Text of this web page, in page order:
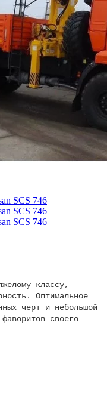
классу,
Оптимальное
черт и небольшой
своего